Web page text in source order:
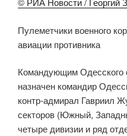
Пулеметчики военного
авиации противника
Командующим Одесского
назначен командир
контр-адмирал Гавриил
секторов (Южный,
четыре дивизии и ряд